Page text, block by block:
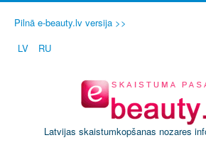
Pilnā e-beauty.lv versija >>
LV
RU
Latvijas skaistumkopšanas nozares